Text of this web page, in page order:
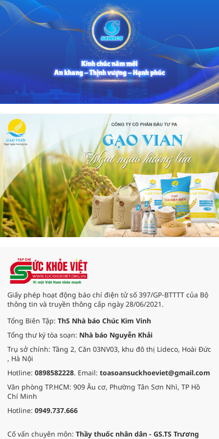
Giấy phép hoạt động báo chí điện tử số 397/GP-BTTTT của Bộ
thông tin và truyền thông cấp ngày 28/06/2021.
Tổng Biên Tập: ThS Nhà báo Chúc Kim Vinh
Tổng thư ký tòa soạn: Nhà báo Nguyễn Khải
Trụ sở chính: Tầng 2, Căn 03NV03, khu đô thị Lideco, Hoài Đức
, Hà Nội
Hotline: 0898582228. Email: toasoansuckhoeviet@gmail.com
Văn phòng TP.HCM: 909 Âu cơ, Phường Tân Sơn Nhì, TP Hồ
Chí Minh
Hotline: 0949.737.666
Cố vấn chuyên môn: Thầy thuốc nhân dân - GS.TS Trương